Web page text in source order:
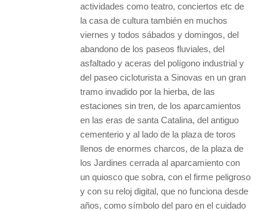
actividades como teatro, conciertos etc de
la casa de cultura también en muchos
viernes y todos sábados y domingos, del
abandono de los paseos fluviales, del
asfaltado y aceras del polígono industrial y
del paseo cicloturista a Sinovas en un gran
tramo invadido por la hierba, de las
estaciones sin tren, de los aparcamientos
en las eras de santa Catalina, del antiguo
cementerio y al lado de la plaza de toros
llenos de enormes charcos, de la plaza de
los Jardines cerrada al aparcamiento con
un quiosco que sobra, con el firme peligroso
y con su reloj digital, que no funciona desde
años, como símbolo del paro en el cuidado